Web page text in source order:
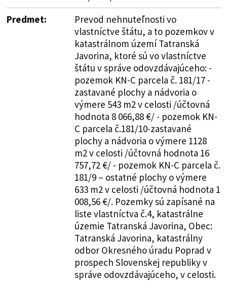
Predmet:
Prevod nehnuteľnosti vo
vlastníctve štátu, a to pozemkov v
katastrálnom území Tatranská
Javorina, ktoré sú vo vlastníctve
štátu v správe odovzdávajúceho: -
pozemok KN-C parcela č. 181/17 -
zastavané plochy a nádvoria o
výmere 543 m2 v celosti /účtovná
hodnota 8 066,88 €/ - pozemok KN-
C parcela č.181/10-zastavané
plochy a nádvoria o výmere 1128
m2 v celosti /účtovná hodnota 16
757,72 €/ - pozemok KN-C parcela č.
181/9 – ostatné plochy o výmere
633 m2 v celosti /účtovná hodnota 1
008,56 €/. Pozemky sú zapísané na
liste vlastníctva č.4, katastrálne
územie Tatranská Javorina, Obec:
Tatranská Javorina, katastrálny
odbor Okresného úradu Poprad v
prospech Slovenskej republiky v
správe odovzdávajúceho, v celosti.